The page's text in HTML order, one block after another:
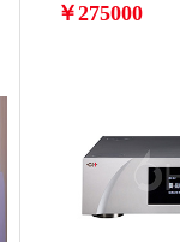
￥275000